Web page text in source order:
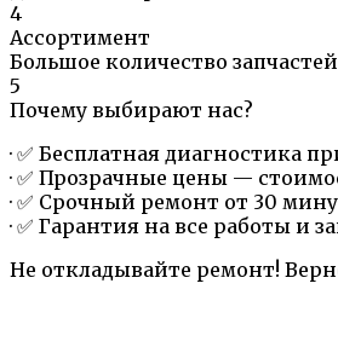
4
Ассортимент
Большое количество
5
Почему выбирают нас?
· ✅ Бесплатная диагностика
· ✅ Прозрачные цены —
· ✅ Срочный ремонт от 30
· ✅ Гарантия на все работы и
Не откладывайте ремонт!